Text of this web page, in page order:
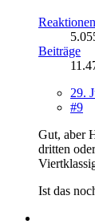
Reaktionen
Beiträge
29.
#9
Gut, aber
dritten
Ist das